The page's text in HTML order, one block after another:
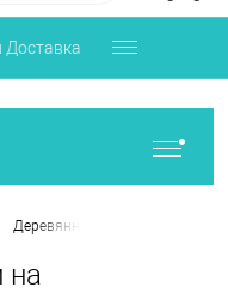
Доставка
Деревянные заготовки
на